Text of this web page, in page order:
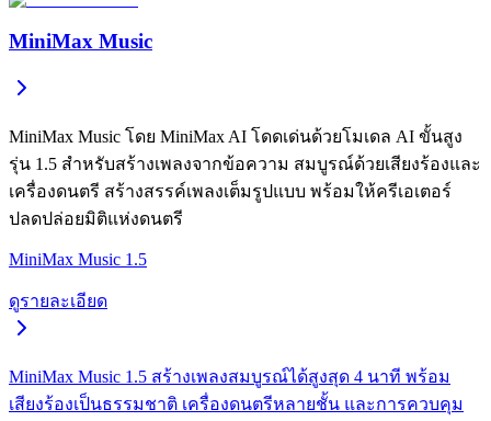
MiniMax Music
MiniMax Music โดย MiniMax AI โดดเด่นด้วยโมเดล AI ขั้นสูง
รุ่น 1.5 สำหรับสร้างเพลงจากข้อความ สมบูรณ์ด้วยเสียงร้องและ
เครื่องดนตรี สร้างสรรค์เพลงเต็มรูปแบบ พร้อมให้ครีเอเตอร์
ปลดปล่อยมิติแห่งดนตรี
MiniMax Music 1.5
ดูรายละเอียด
MiniMax Music 1.5 สร้างเพลงสมบูรณ์ได้สูงสุด 4 นาที พร้อม
เสียงร้องเป็นธรรมชาติ เครื่องดนตรีหลายชั้น และการควบคุม